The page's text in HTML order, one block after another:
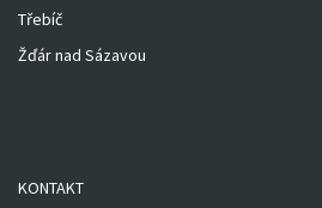
Třebíč
Žďár nad Sázavou
KONTAKT